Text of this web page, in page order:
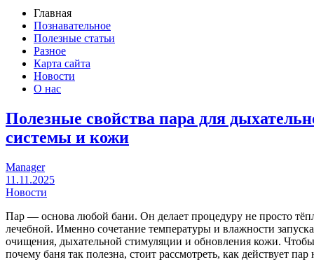
Главная
Познавательное
Полезные статьи
Разное
Карта сайта
Новости
О нас
Полезные свойства пара для
системы и кожи
Manager
11.11.2025
Новости
Пар — основа любой бани. Он делает процедуру не просто
лечебной. Именно сочетание температуры и влажности
очищения, дыхательной стимуляции и обновления кожи.
почему баня так полезна, стоит рассмотреть, как действует пар